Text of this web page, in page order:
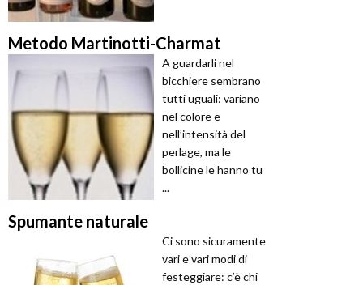
Metodo Martinotti-Charmat
A guardarli nel
bicchiere sembrano
tutti uguali: variano
nel colore e
nell’intensità del
perlage, ma le
bollicine le hanno tu
...
Spumante naturale
Ci sono sicuramente
vari e vari modi di
festeggiare: c’è chi